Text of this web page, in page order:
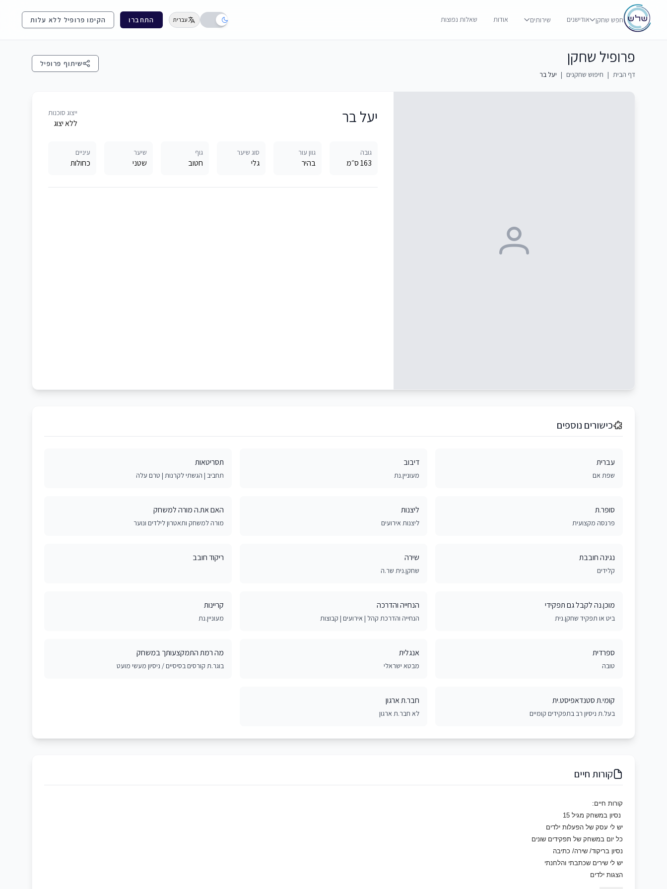
חפש שחקן אודישנים שירותים אודות שאלות נפוצות עברית התחברו הקימו פרופיל ללא עלות
פרופיל שחקן
דף הבית | חיפוש שחקנים | יעל בר
שיתוף פרופיל
יעל בר ייצוג סוכנות
ללא יצוג
גובה
163 ס״מ
גוון עור
בהיר
סוג שיער
גלי
גוף
חטוב
שיער
שטני
עיניים
כחולות
כישורים נוספים
עברית
שפת אם
דיבוב
מעוניין.נת
תסריטאות
תחביב | הגשתי לקרנות | טרם עלה
סופר.ת
פרנסה מקצועית
ליצנות
ליצנות אירועים
האם את.ה מורה למשחק
מורה למשחק ותאטרון לילדים ונוער
נגינה חובבת
קלידים
שירה
שחקן.נית שר.ה
ריקוד חובב
מוכן.נה לקבל גם תפקידי
ביט או תפקיד שחקן.נית
הנחייה והדרכה
הנחייה והדרכת קהל | אירועים | קבוצות
קריינות
מעוניין.נת
ספרדית
טובה
אנגלית
מבטא ישראלי
מה רמת התמקצעותך במשחק
בוגר.ת קורסים בסיסיים / ניסיון מעשי מועט
קומי.ת סטנדאפיסט.ית
בעל.ת ניסיון רב בתפקידים קומיים
חבר.ת ארגון
לא חבר.ת ארגון
קורות חיים
קורות חיים:
נסיון במשחק מגיל 15
יש לי עסק של הפעלות ילדים
כל יום במשחק של תפקידים שונים
נסיון בריקוד/ שירה/ כתיבה
יש לי שירים שכתבתי והלחנתי
הצגות ילדים